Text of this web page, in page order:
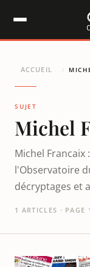
ACCUEIL /
SUJET
Michel
Michel
l'Observatoire
décryptages et
1 ARTICLES · PAGE
Panneau de